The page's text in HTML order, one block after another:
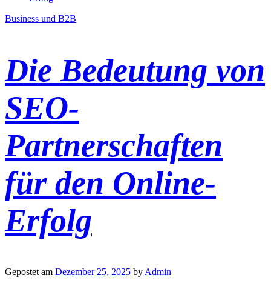
Business und B2B
Die Bedeutung von
SEO-
Partnerschaften
für den Online-
Erfolg
Gepostet am Dezember 25, 2025 by Admin